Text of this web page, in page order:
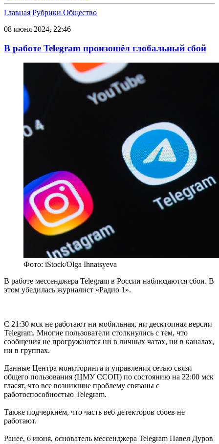
Главная Рубрики Общество
08 июня 2024, 22:46
В работе Telegram произошёл глобальный сбой
Фото: iStock/Olga Ihnatsyeva
В работе мессенджера Telegram в России наблюдаются сбои. В
этом убедилась журналист «Радио 1».
С 21:30 мск не работают ни мобильная, ни десктопная версии
Telegram. Многие пользователи столкнулись с тем, что
сообщения не прогружаются ни в личных чатах, ни в каналах,
ни в группах.
Данные Центра мониторинга и управления сетью связи
общего пользования (ЦМУ ССОП) по состоянию на 22:00 мск
гласят, что все возникшие проблему связаны с
работоспособностью Telegram.
Также подчеркнём, что часть веб-детекторов сбоев не
работают.
Ранее, 6 июня, основатель мессенджера Telegram Павел Дуров